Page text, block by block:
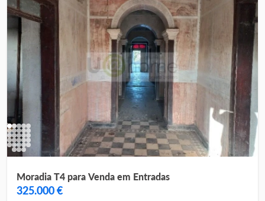
Moradia T4 para Venda em Entradas
325.000 €